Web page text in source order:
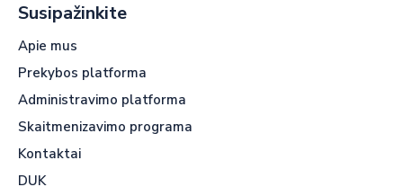
Susipažinkite
Apie mus
Prekybos platforma
Administravimo platforma
Skaitmenizavimo programa
Kontaktai
DUK